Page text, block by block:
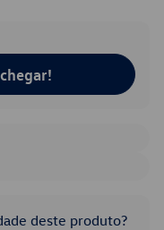
deste produto?